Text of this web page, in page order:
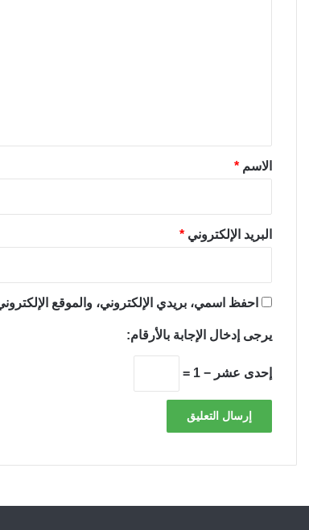
*الاسم *
البريد الإلكتروني *
احفظ اسمي، بريدي الإلكتروني، والموقع
يرجى إدخال الإجابة بالأرقام:
إحدى عشر − 1 =